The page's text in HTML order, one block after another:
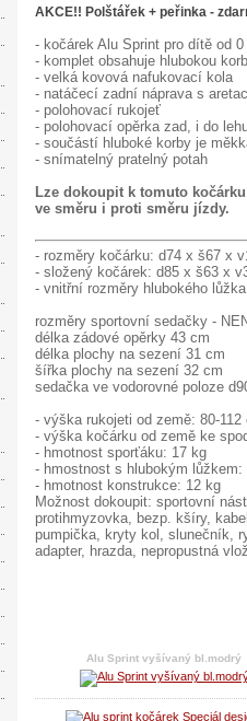
AKCE!! Polštářek + peřinka -
- kočárek Alu Sprint pro dítě od
- komplet obsahuje hlubokou
- velká kovová nafukovací kola
- natáčecí zadní náprava s
- polohovací rukojeť
- polohovací opěrka zad, i do
- součástí hluboké korby je
- snímatelný pratelný potah
Lze dokoupit k tomuto
ve směru i proti směru jízdy.
- rozměry kočárku: d74 x š67 x
- složený kočárek: d85 x š63 x
- vnitřní rozměry hlubokého
rozměry sportovní sedačky -
délka zádové opěrky 43 cm
délka plochy na sezení 31 cm
šířka plochy na sezení 32 cm
sedačka ve vodorovné poloze
- výška rukojeti od země: 80-112
- výška kočárku od země ke
- hmotnost sporťáku: 17 kg
- hmostnost s hlubokým lůžkem:
- hmotnost konstrukce: 12 kg
Možnost dokoupit: sportovní
protihmyzovka, bezp. kšíry,
pumpička, kryty kol, slunečník,
adapter, hrazda, nepropustná
Alu Sprint vyšívaný bl.modrý